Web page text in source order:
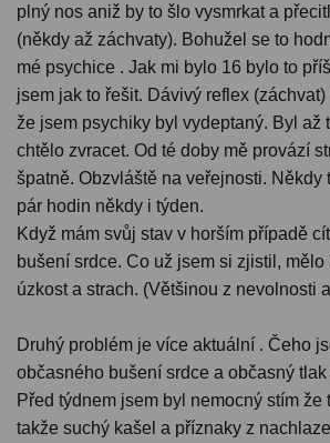
plný nos aniž by to šlo vysmrkat a
(někdy až záchvaty). Bohužel se to
mé psychice . Jak mi bylo 16 bylo to
jsem jak to řešit. Dávivý reflex
že jsem psychiky byl vydeptaný. Byl až
chtělo zvracet. Od té doby mě provází
špatně. Obzvláště na veřejnosti. Někdy
pár hodin někdy i týden.
Když mám svůj stav v horším případě
bušení srdce. Co už jsem si zjistil,
úzkost a strach. (Většinou z nevolnosti
Druhý problém je více aktuální . Čeho
občasného bušení srdce a občasný
Před týdnem jsem byl nemocný stím že
takže suchý kašel a příznaky z